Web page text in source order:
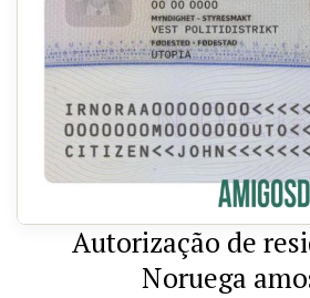
Autorização de
Noruega